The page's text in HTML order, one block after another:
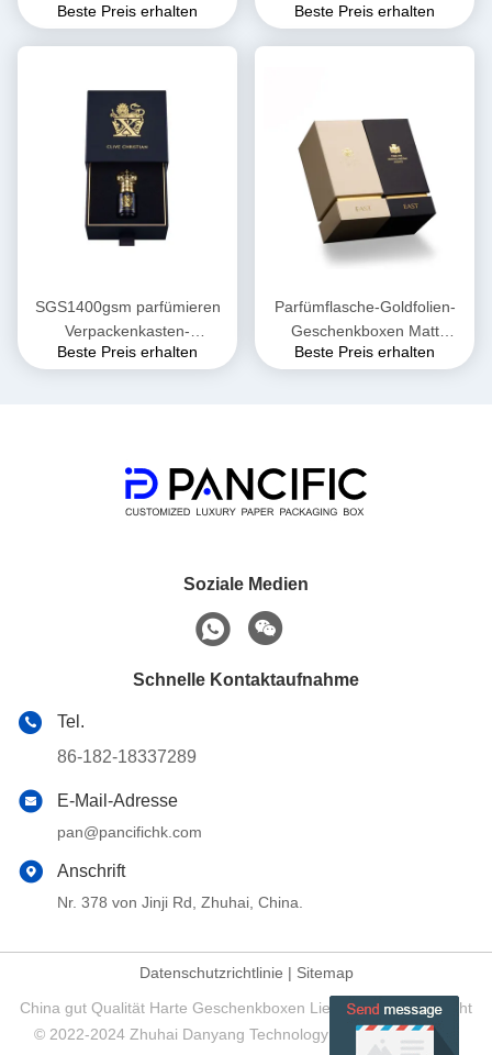
magnetischer Schließung
Beste Preis erhalten
Produkt-wässrige
Beste Preis erhalten
SGS1400gsm parfümieren
Verpackenkasten-
Geschenkbox mit Band-Griff-
Beste Preis erhalten
Parfümflasche-Goldfolien-
Geschenkboxen Matt
Coated Pancific Pantone
Beste Preis erhalten
Soziale Medien
Schnelle Kontaktaufnahme
Tel.
86-182-18337289
E-Mail-Adresse
pan@pancifichk.com
Anschrift
Nr. 378 von Jinji Rd, Zhuhai, China.
Datenschutzrichtlinie | Sitemap
China gut Qualität Harte Geschenkboxen Lieferant. Urheberrecht
© 2022-2024 Zhuhai Danyang Technology Co., Ltd - Alle. Alle